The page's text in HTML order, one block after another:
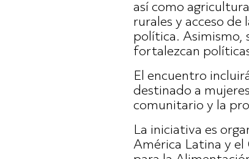
así como
rurales y acceso de
política. Asimismo,
fortalezcan
El encuentro
destinado a
comunitario y la
La iniciativa es
América Latina y el